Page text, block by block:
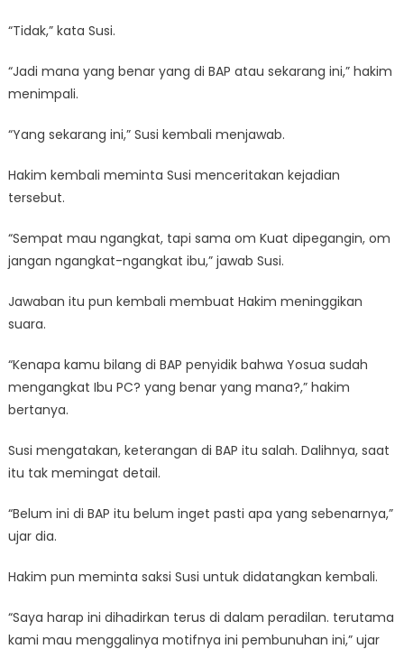
“Tidak,” kata Susi.
“Jadi mana yang benar yang di BAP atau sekarang ini,” hakim
menimpali.
“Yang sekarang ini,” Susi kembali menjawab.
Hakim kembali meminta Susi menceritakan kejadian
tersebut.
“Sempat mau ngangkat, tapi sama om Kuat dipegangin, om
jangan ngangkat-ngangkat ibu,” jawab Susi.
Jawaban itu pun kembali membuat Hakim meninggikan
suara.
“Kenapa kamu bilang di BAP penyidik bahwa Yosua sudah
mengangkat Ibu PC? yang benar yang mana?,” hakim
bertanya.
Susi mengatakan, keterangan di BAP itu salah. Dalihnya, saat
itu tak memingat detail.
“Belum ini di BAP itu belum inget pasti apa yang sebenarnya,”
ujar dia.
Hakim pun meminta saksi Susi untuk didatangkan kembali.
“Saya harap ini dihadirkan terus di dalam peradilan. terutama
kami mau menggalinya motifnya ini pembunuhan ini,” ujar